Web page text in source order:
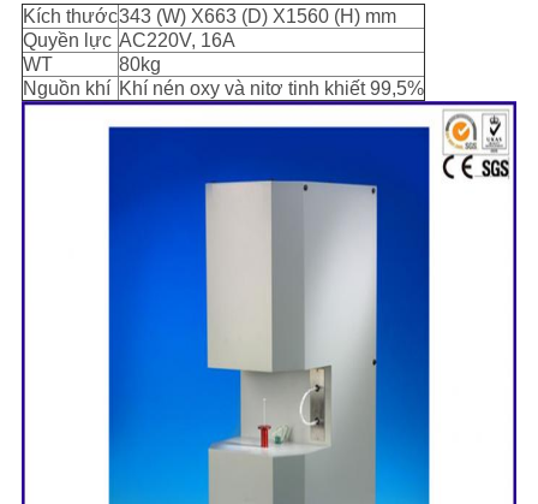
Kích thước343 (W) X663 (D) X1560 (H) mm
Quyền lực AC220V, 16A
WT
80kg
Nguồn khí Khí nén oxy và nitơ tinh khiết 99,5%